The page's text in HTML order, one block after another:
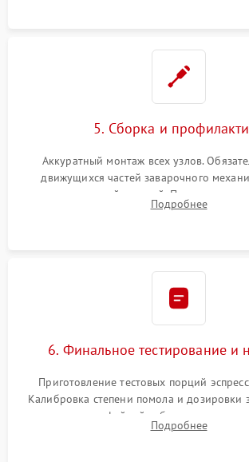
5. Сборка и
Аккуратный монтаж всех узлов.
движущихся частей заварочного
силиконовой смазкой. Проведение
декальцинации и очистки системы от
Подробнее
6. Финальное тестирование и
Приготовление тестовых порций
Калибровка степени помола и дозировки
плотности кофейной таблетки,
качества молочной пены. Контроль
Подробнее